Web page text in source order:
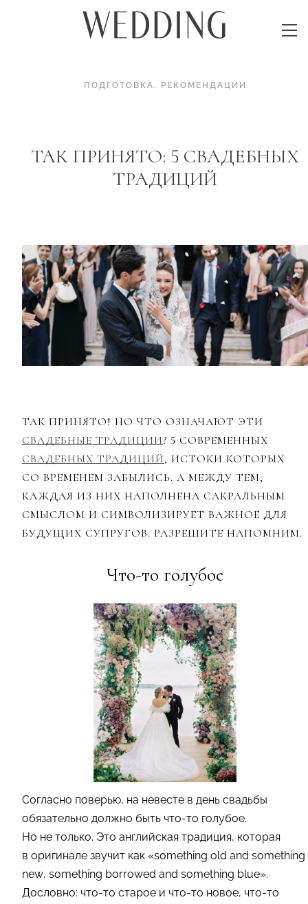
ПОДГОТОВКА. РЕКОМЕНДАЦИИ
ТАК ПРИНЯТО: 5 СВАДЕБНЫХ
ТРАДИЦИЙ
ТАК ПРИНЯТО! НО ЧТО ОЗНАЧАЮТ ЭТИ
СВАДЕБНЫЕ ТРАДИЦИИ? 5 СОВРЕМЕННЫХ
СВАДЕБНЫХ ТРАДИЦИЙ, ИСТОКИ КОТОРЫХ
СО ВРЕМЕНЕМ ЗАБЫЛИСЬ. А МЕЖДУ ТЕМ,
КАЖДАЯ ИЗ НИХ НАПОЛНЕНА САКРАЛЬНЫМ
СМЫСЛОМ И СИМВОЛИЗИРУЕТ ВАЖНОЕ ДЛЯ
БУДУЩИХ СУПРУГОВ. РАЗРЕШИТЕ НАПОМНИМ.
Что-то голубое
Согласно поверью, на невесте в день свадьбы
обязательно должно быть что-то голубое.
Но не только. Это английская традиция, которая
в оригинале звучит как «something old and something
new, something borrowed and something blue».
Дословно: что-то старое и что-то новое, что-то